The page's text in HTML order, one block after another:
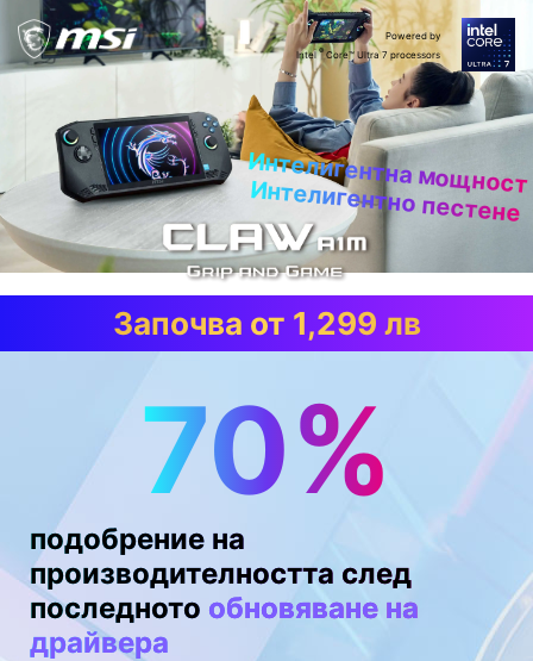
Powered by
Intel®Core™ Ultra 7 processors
Започва от 1,299 лв
Интелигентна мощност
Интелигентно пестене
70%
подобрение на
производителността след
последното обновяване на
драйвера